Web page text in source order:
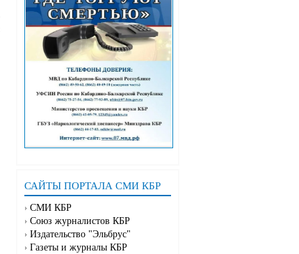
САЙТЫ ПОРТАЛА СМИ КБР
СМИ КБР
Союз журналистов КБР
Издательство "Эльбрус"
Газеты и журналы КБР